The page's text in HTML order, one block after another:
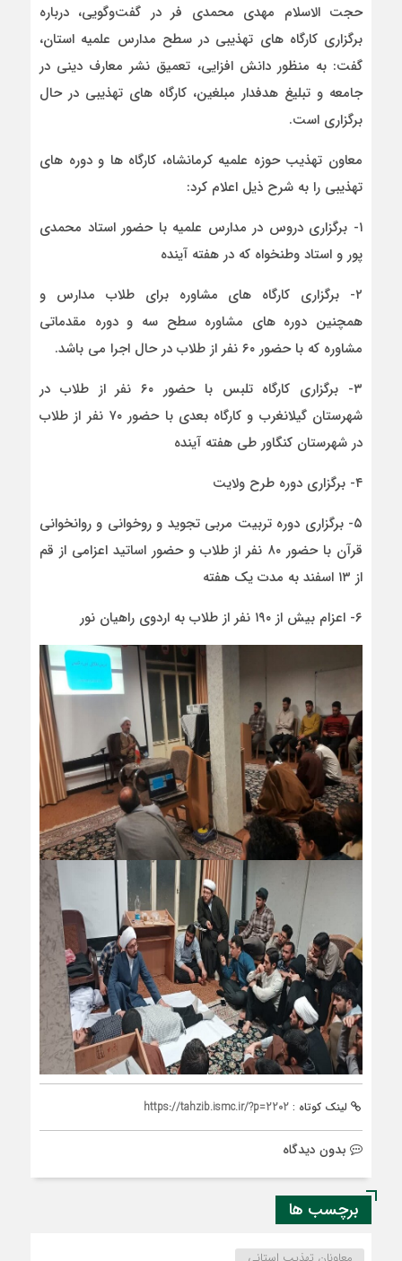
حجت الاسلام مهدی محمدی فر در گفت‌وگویی، درباره
برگزاری کارگاه های تهذیبی در سطح مدارس علمیه استان،
گفت: به منظور دانش افزایی، تعمیق نشر معارف دینی در
جامعه و تبلیغ هدفدار مبلغین، کارگاه های تهذیبی در حال
برگزاری است.
معاون تهذیب حوزه علمیه کرمانشاه، کارگاه ها و دوره های
تهذیبی را به شرح ذیل اعلام کرد:
۱- برگزاری دروس در مدارس علمیه با حضور استاد محمدی
پور و استاد وطنخواه که در هفته آینده
۲- برگزاری کارگاه های مشاوره برای طلاب مدارس و
همچنین دوره های مشاوره سطح سه و دوره مقدماتی
مشاوره که با حضور ۶۰ نفر از طلاب در حال اجرا می باشد.
۳- برگزاری کارگاه تلبس با حضور ۶۰ نفر از طلاب در
شهرستان گیلانغرب و کارگاه بعدی با حضور ۷۰ نفر از طلاب
در شهرستان کنگاور طی هفته آینده
۴- برگزاری دوره طرح ولایت
۵- برگزاری دوره تربیت مربی تجوید و روخوانی و روانخوانی
قرآن با حضور ۸۰ نفر از طلاب و حضور اساتید اعزامی از قم
از ۱۳ اسفند به مدت یک هفته
۶- اعزام بیش از ۱۹۰ نفر از طلاب به اردوی راهیان نور
لینک کوتاه : https://tahzib.ismc.ir/?p=2202
بدون دیدگاه
برچسب ها